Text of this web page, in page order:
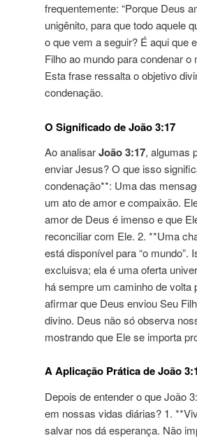
frequentemente: “Porque Deus
unigênito, para que todo aquele
o que vem a seguir? É aqui que
Filho ao mundo para condenar
Esta frase ressalta o objetivo
condenação.
O Significado de João 3:17
Ao analisarJoão 3:17, algumas
enviar Jesus? O que isso
condenação**: Uma das
um ato de amor e compaixão.
amor de Deus é imenso e que
reconciliar com Ele. 2. **Uma
está disponível para “o
excluisva; ela é uma oferta
há sempre um caminho de
afirmar que Deus enviou Seu
divino. Deus não só observa
mostrando que Ele se importa
A Aplicação Prática de João
Depois de entender o que João
em nossas vidas diárias? 1.
salvar nos dá esperança. Não